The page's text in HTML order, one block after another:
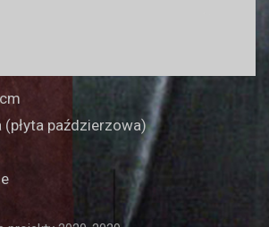
(płyta paździerzowa)